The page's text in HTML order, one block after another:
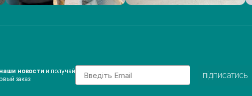
новости и получай
заказ
Email
підписатись